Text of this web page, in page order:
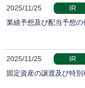
2025/11/25
IR
業績予想及び配当予想
2025/11/25
IR
固定資産の譲渡及び特